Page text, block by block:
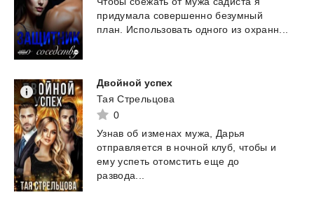
придумала совершенно безумный
план.
Использовать одного из охранн...
Двойной успех
Тая Стрельцова
0
Узнав об изменах мужа, Дарья
отправляется в ночной клуб, чтобы и
ему успеть отомстить еще до
развода...